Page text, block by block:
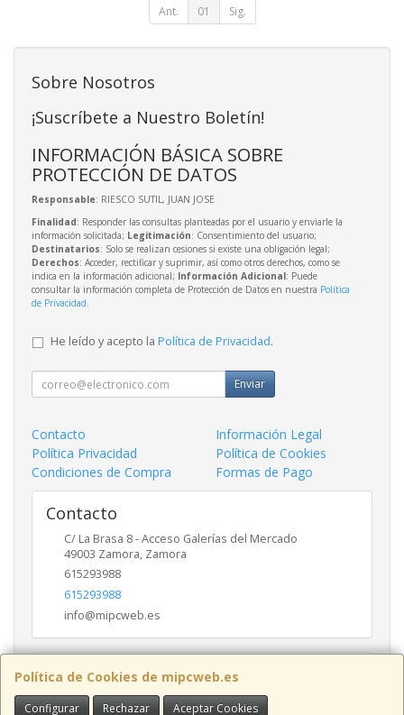
Ant. 01 Sig.
Política de Cookies de mipcweb.es
Configurar Rechazar Aceptar Cookies
Sobre Nosotros
¡Suscríbete a Nuestro Boletín!
INFORMACIÓN BÁSICA SOBRE
PROTECCIÓN DE DATOS
Responsable: RIESCO SUTIL, JUAN JOSE
Finalidad: Responder las consultas planteadas por el usuario y enviarle la
información solicitada; Legitimación: Consentimiento del usuario;
Destinatarios: Solo se realizan cesiones si existe una obligación legal;
Derechos: Acceder, rectificar y suprimir, así como otros derechos, como se
indica en la información adicional; Información Adicional: Puede
consultar la información completa de Protección de Datos en nuestra Política
de Privacidad.
He leído y acepto la Política de Privacidad.
Enviar
Contacto
Información Legal
Política Privacidad
Política de Cookies
Condiciones de Compra
Formas de Pago
Contacto
C/ La Brasa 8 - Acceso Galerías del Mercado
49003 Zamora, Zamora
615293988
615293988
info@mipcweb.es
Horario
-